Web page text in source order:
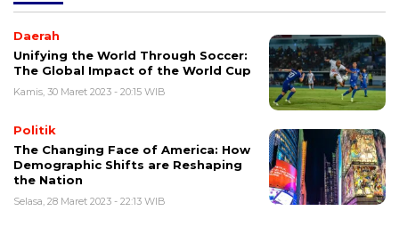
Daerah
Unifying the World Through Soccer:
The Global Impact of the World Cup
Kamis, 30 Maret 2023 - 20:15 WIB
Politik
The Changing Face of America: How
Demographic Shifts are Reshaping
the Nation
Selasa, 28 Maret 2023 - 22:13 WIB